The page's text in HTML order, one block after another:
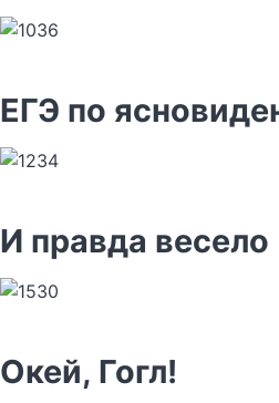
ЕГЭ по
И правда весело
Окей, Гогл!